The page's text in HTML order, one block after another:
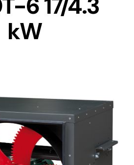
Material Eléctrico
Electrical
in lighting and electrical
Proyectos
Nosotros
6 17/4.3
kW